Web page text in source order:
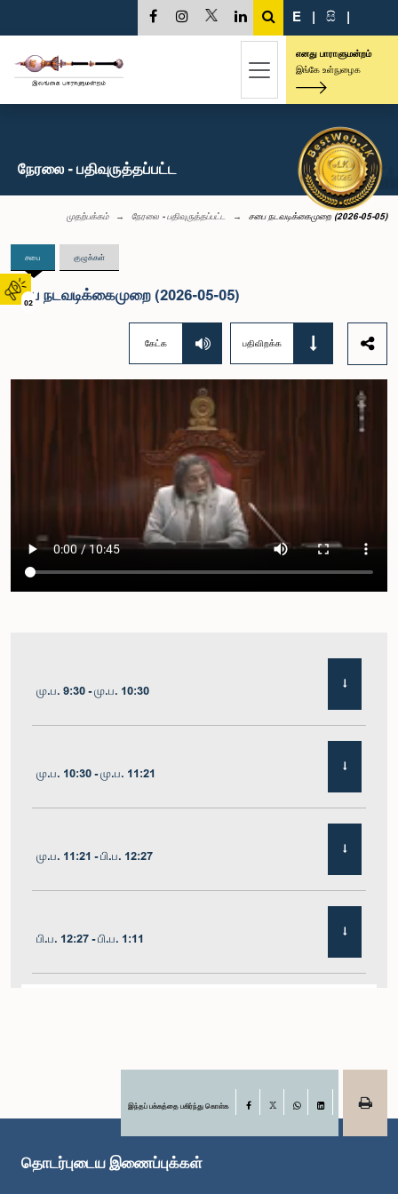
02
E | සි |
எனது பாராளுமன்றம்
இங்கே உள்நுழைக
நேரலை - பதிவுருத்தப்பட்ட
முதற்பக்கம் நேரலை - பதிவுருத்தப்பட்ட சபை நடவடிக்கைமுறை (2026-05-05)
சபை குழுக்கள்
சபை நடவடிக்கைமுறை (2026-05-05)
கேட்க பதிவிறக்க
மு.ப. 9:30 - மு.ப. 10:30
மு.ப. 10:30 - மு.ப. 11:21
மு.ப. 11:21 - பி.ப. 12:27
பி.ப. 12:27 - பி.ப. 1:11
பி.ப. 1:22 - பி.ப. 1:29இந்தப் பக்கத்தை பகிர்ந்து கொள்க Facebook
LinkedIn
தொடர்புடைய இணைப்புக்கள்